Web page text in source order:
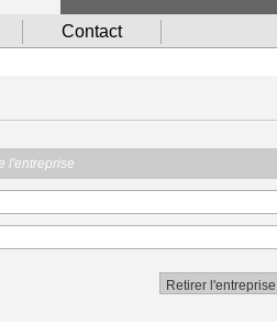
Contact
l'entreprise